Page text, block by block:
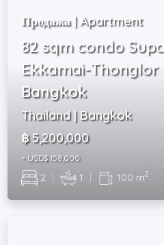
Продажа | Apartment
82 sqm condo
Ekkamai-Thonglor
Bangkok
Thailand | Bangkok
฿ 5,200,000
~ USD$ 158,000
2 | 1 | 100 m2